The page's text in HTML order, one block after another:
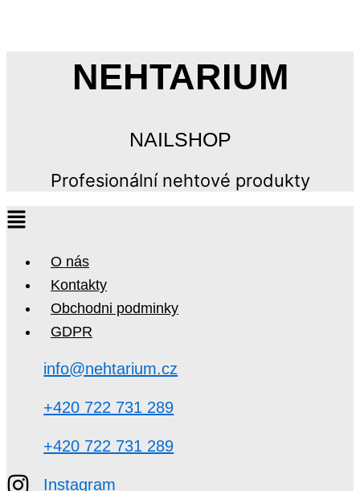
NEHTARIUM
NAILSHOP
Profesionální nehtové produkty
O nás
Kontakty
Obchodni podminky
GDPR
info@nehtarium.cz
+420 722 731 289
+420 722 731 289
Instagram